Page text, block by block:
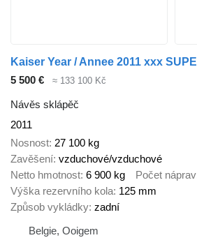
5 500 € ≈ 133 100 Kč
Návěs sklápěč
2011
Nosnost 27 100 kg
Zavěšení vzduchové/vzduchové
Netto hmotnost 6 900 kg Počet náprav
Výška rezervního kola 125 mm
Způsob vykládky zadní
Belgie, Ooigem